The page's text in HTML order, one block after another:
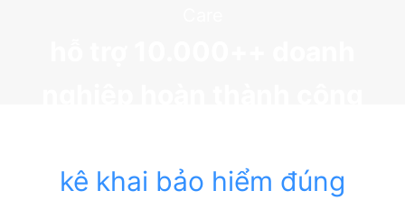
kê khai bảo hiểm đúng